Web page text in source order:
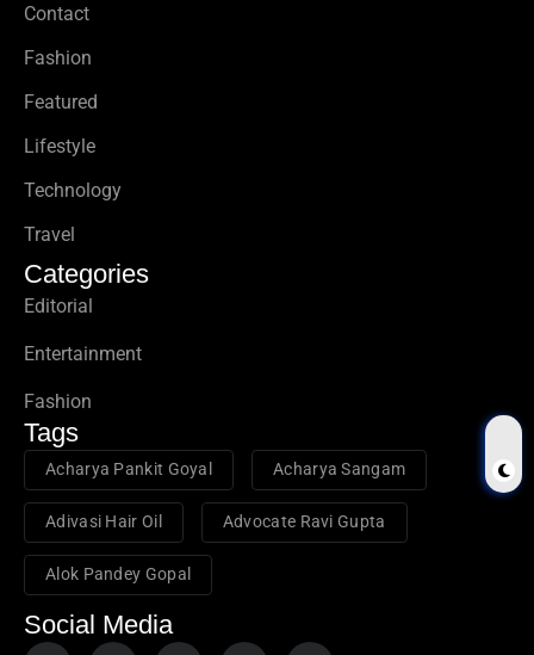
Contact
Fashion
Featured
Lifestyle
Technology
Travel
Categories
Editorial
Entertainment
Fashion
Tags
Acharya Pankit Goyal Acharya Sangam
Adivasi Hair Oil Advocate Ravi Gupta
Alok Pandey Gopal
Social Media